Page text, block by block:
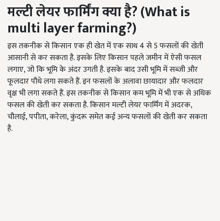
मल्टीलेयर फार्मिंग क्या है? (What is
multi layer farming?)
इस तकनीक से किसान एक ही खेत में एक साथ 4 से 5 फसलों की खेती
आसानी से कर सकता है. इसके लिए किसान पहले जमीन में ऐसी फसल
लगाए, जो कि भूमि के अंदर उगती है. इसके बाद उसी भूमि में सब्जी और
फूलदार पौधे लगा सकते हैं. इन फसलों के अलावा छायादार और फलदार
वृक्ष भी लगा सकते हैं. इस तकनीक से किसान कम भूमि में भी एक से अधिक
फसल की खेती कर सकता है. किसान मल्टी लेयर फार्मिंग में अदरक,
चौलाई, पपीता, करेला, कुंदरू समेत कई अन्य फसलों की खेती कर सकता
है.